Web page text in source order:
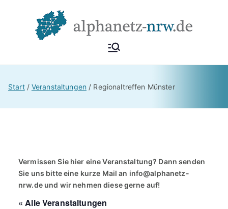
Alphan
etz
Grundbildung NRW
Start Veranstaltungen Regionaltreffen Münster
Vermissen Sie hier eine Veranstaltung? Dann senden
Sie uns bitte eine kurze Mail an info@alphanetz-
nrw.deund wir nehmen diese gerne auf!
« Alle Veranstaltungen